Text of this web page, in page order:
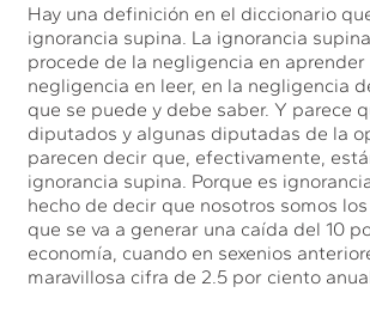
Hay una definición en el diccionario
ignorancia supina. La ignorancia
procede de la negligencia en aprender
negligencia en leer, en la negligencia
que se puede y debe saber. Y parece
diputados y algunas diputadas de la
parecen decir que, efectivamente,
ignorancia supina. Porque es
hecho de decir que nosotros somos
que se va a generar una caída del 10
economía, cuando en sexenios
maravillosa cifra de 2.5 por ciento